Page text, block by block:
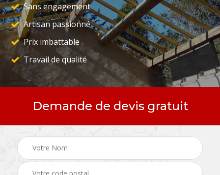
Sans engagement
Artisan passionné
Prix imbattable
Travail de qualité
Demande de devis gratuit